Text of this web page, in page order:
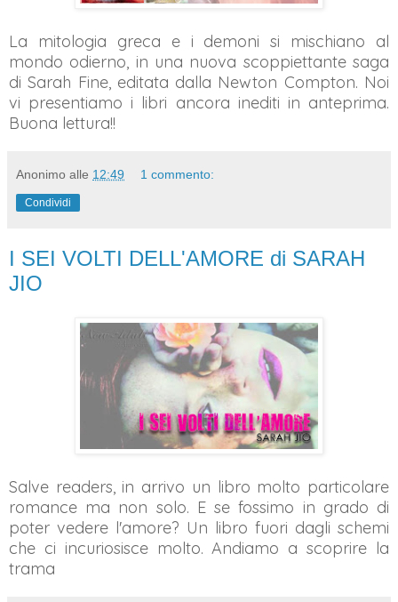
La mitologia greca e i demoni si mischiano al
mondo odierno, in una nuova scoppiettante saga
di Sarah Fine, editata dalla Newton Compton. Noi
vi presentiamo i libri ancora inediti in anteprima.
Buona lettura!!
Anonimo alle 12:49 1 commento:
Condividi
I SEI VOLTI DELL'AMORE di SARAH
JIO
Salve readers, in arrivo un libro molto particolare
romance ma non solo. E se fossimo in grado di
poter vedere l'amore? Un libro fuori dagli schemi
che ci incuriosisce molto. Andiamo a scoprire la
trama